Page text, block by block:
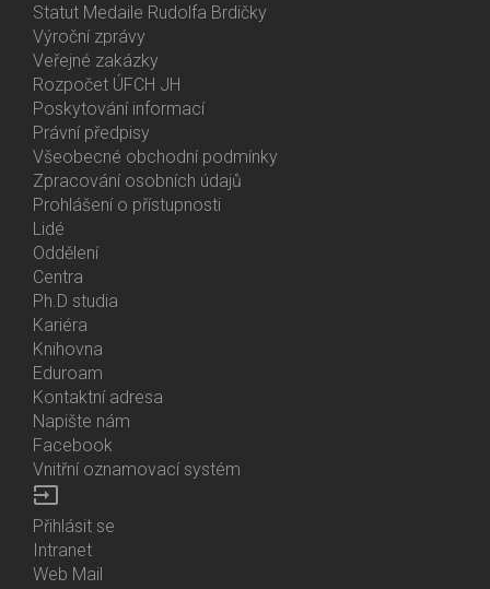
Statut Medaile Rudolfa Brdičky
Bottom
Menu
About
Us
Výroční zprávy
Veřejné zakázky
Rozpočet ÚFCH JH
Poskytování informací
Právní předpisy
Všeobecné obchodní podmínky
Zpracování osobních údajů
Prohlášení o přístupnosti
Bottom
Menu
Contacts
Lidé
Oddělení
Centra
Ph.D studia
Kariéra
Knihovna
Eduroam
Kontaktní adresa
Napište nám
Facebook
Vnitřní oznamovací systém
input
Bottom
Menu
Přihlásit se
Intranet
Web Mail